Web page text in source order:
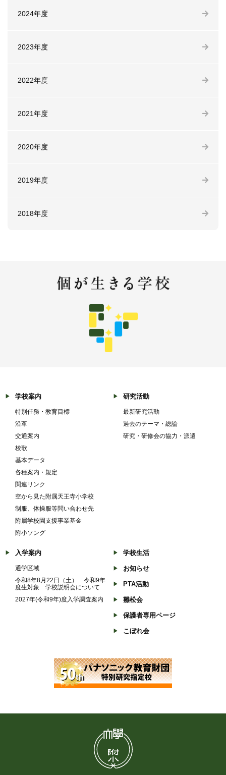
2024年度
2023年度
2022年度
2021年度
2020年度
2019年度
2018年度
学校案内
特別任務・教育目標
沿革
交通案内
校歌
基本データ
各種案内・規定
関連リンク
空から見た附属天王寺小学校
制服、体操服等問い合わせ先
附属学校園支援事業基金
附小ソング
研究活動
最新研究活動
過去のテーマ・総論
研究・研修会の協力・派遣
入学案内
通学区域
令和8年8月22日（土） 令和9年
度生対象 学校説明会について
2027年(令和9年)度入学調査案内
学校生活
お知らせ
PTA活動
雛松会
保護者専用ページ
こぼれ会